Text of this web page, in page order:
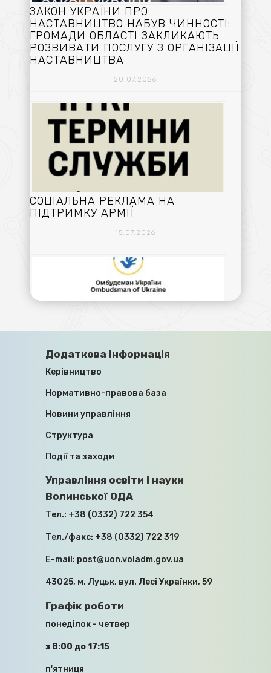
ЗАКОН УКРАЇНИ ПРО
НАСТАВНИЦТВО НАБУВ ЧИННОСТІ:
ГРОМАДИ ОБЛАСТІ ЗАКЛИКАЮТЬ
РОЗВИВАТИ ПОСЛУГУ З ОРГАНІЗАЦІЇ
НАСТАВНИЦТВА
20.07.2026
СОЦІАЛЬНА РЕКЛАМА НА
ПІДТРИМКУ АРМІЇ
15.07.2026
ПРАВА ЦИВІЛЬНИХ ОСІБ,
ПОЗБАВЛЕНИХ ОСОБИСТОЇ СВОБОДИ
ВНАСЛІДОК ЗБРОЙНОЇ АГРЕСІЇ
ПРОТИ УКРАЇНИ, ЗНИКЛИХ
ОБСТАВИН, ТА ЧЛЕНІВ ЇХНІХ СІМЕЙ
МОДЕРНІЗАЦІЯ, ДЕЦЕНТРАЛІЗАЦІЯ,
ІНВЕСТИЦІЇ: У ВМІ ПРОЙШЛА
РОБОЧА НАРАДА ІЗ ЗАСТУПНИКОМ
16.04.2026
Додаткова інформація
Керівництво
Нормативно-правова база
Новини управління
Структура
Події та заходи
Управління освіти і науки
Волинської ОДА
Тел.: +38 (0332) 722 354
Тел./факс: +38 (0332) 722 319
E-mail: post@uon.voladm.gov.ua
43025, м. Луцьк, вул. Лесі Українки, 59
Графік роботи
понеділок - четвер
з 8:00 до 17:15
п'ятниця